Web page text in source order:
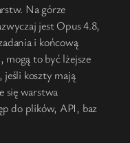
Na górze
jest Opus 4.8,
i końcową
mogą to być lżejsze
jeśli koszty mają
się warstwa
do plików, API, baz